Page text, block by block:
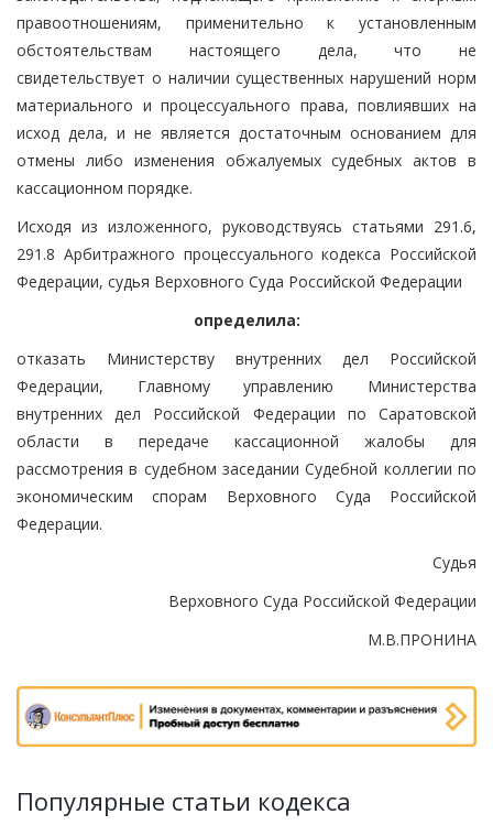
правоотношениям, применительно к установленным
обстоятельствам настоящего дела, что не
свидетельствует о наличии существенных нарушений норм
материального и процессуального права, повлиявших на
исход дела, и не является достаточным основанием для
отмены либо изменения обжалуемых судебных актов в
кассационном порядке.
Исходя из изложенного, руководствуясь статьями 291.6,
291.8 Арбитражного процессуального кодекса Российской
Федерации, судья Верховного Суда Российской Федерации
определила:
отказать Министерству внутренних дел Российской
Федерации, Главному управлению Министерства
внутренних дел Российской Федерации по Саратовской
области в передаче кассационной жалобы для
рассмотрения в судебном заседании Судебной коллегии по
экономическим спорам Верховного Суда Российской
Федерации.
Судья
Верховного Суда Российской Федерации
М.В.ПРОНИНА
Популярные статьи кодекса